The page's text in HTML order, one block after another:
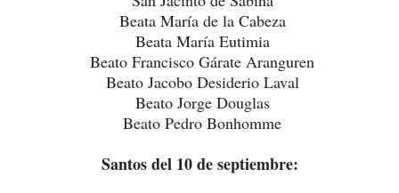
Beata María de la Cabeza
Beata María Eutimia
Beato Francisco Gárate Aranguren
Beato Jacobo Desiderio Laval
Beato Jorge Douglas
Beato Pedro Bonhomme
Santos del 10 de septiembre: